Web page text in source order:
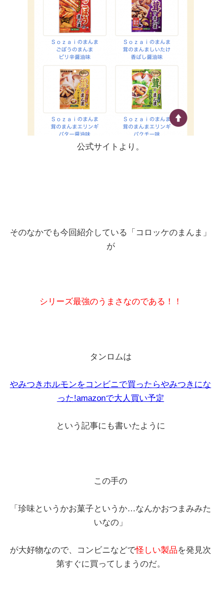
公式サイトより。
そのなかでも今回紹介している「コロッケのまんま」
が
シリーズ最強のうまさなのである！！
タンロムは
やみつきホルモンをコンビニで買ったらやみつきにな
った!amazonで大人買い予定
という記事にも書いたように
この手の
「珍味というかお菓子というか…なんかおつまみみた
いなの」
が大好物なので、コンビニなどで怪しい製品を発見次
第すぐに買ってしまうのだ。